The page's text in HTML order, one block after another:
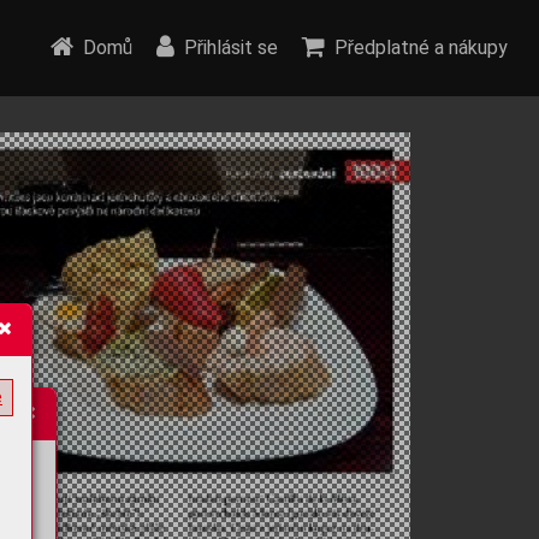
Domů Přihlásit se Předplatné a nákupy